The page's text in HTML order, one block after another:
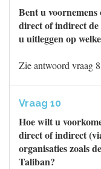
Bent u
direct of indirect
u uitleggen op
Zie antwoord vraag
Vraag 10
Hoe wilt u
direct of indirect
organisaties zoals
Taliban?